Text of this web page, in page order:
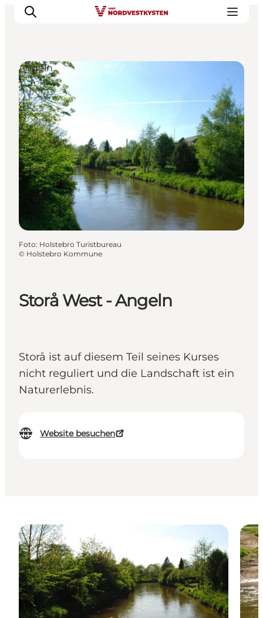
Urlaubsorte
Inspiration
Events
Unterkunft
Mach deine Urlaubsplanung
Storå West - Angeln
Storå ist auf diesem Teil seines Kurses
nicht reguliert und die Landschaft ist ein
Naturerlebnis.
Website besuchen
Angeln
Foto: Holstebro Turistbureau
© Holstebro Kommune